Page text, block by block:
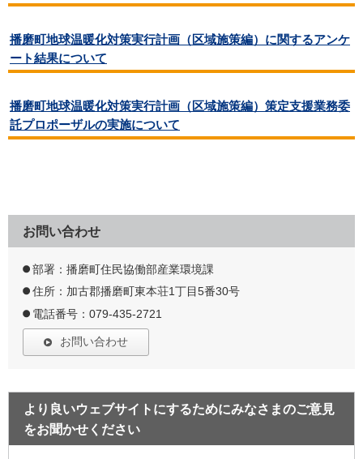
播磨町地球温暖化対策実行計画（区域施策編）に関するアンケ
ート結果について
播磨町地球温暖化対策実行計画（区域施策編）策定支援業務委
託プロポーザルの実施について
お問い合わせ
部署：播磨町住民協働部産業環境課
住所：加古郡播磨町東本荘1丁目5番30号
電話番号：079-435-2721
お問い合わせ
より良いウェブサイトにするためにみなさまのご意見
をお聞かせください